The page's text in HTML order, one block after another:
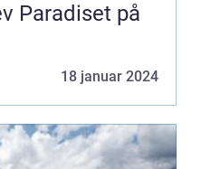
Paradiset på
18 januar 2024